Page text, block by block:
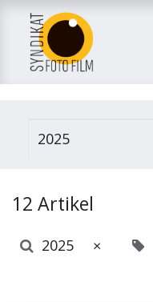
12 Artikel
2025 ×